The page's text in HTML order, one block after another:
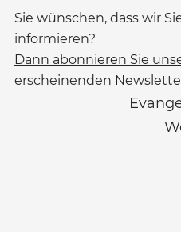
Sie wünschen, dass wir
informieren?
Dann abonnieren Sie
erscheinenden